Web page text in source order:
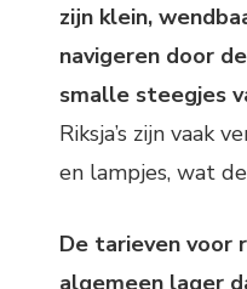
zijn klein,
navigeren door
smalle steegjes
Riksja’s zijn vaak
en lampjes, wat
De tarieven voor
algemeen lager